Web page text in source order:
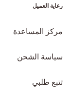
رعاية العميل
مركز المساعدة
سياسة الشحن
تتبع طلبي